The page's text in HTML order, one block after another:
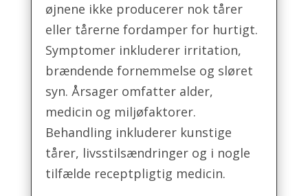
øjnene ikke producerer nok tårer
eller tårerne fordamper for hurtigt.
Symptomer inkluderer irritation,
brændende fornemmelse og sløret
syn. Årsager omfatter alder,
medicin og miljøfaktorer.
Behandling inkluderer kunstige
tårer, livsstilsændringer og i nogle
tilfælde receptpligtig medicin.